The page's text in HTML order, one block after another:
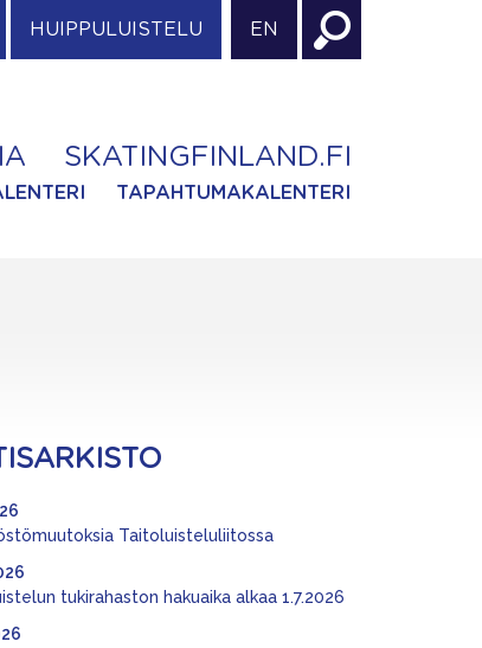
HUIPPULUISTELU EN
SKATINGFINLAND.FI
TAPAHTUMAKALENTERI
Taitoluisteluliitossa
tukirahaston hakuaika alkaa 1.7.2026